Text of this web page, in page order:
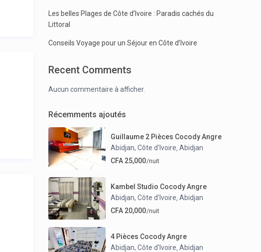
Les belles Plages de Côte d’Ivoire : Paradis cachés du
Littoral
Conseils Voyage pour un Séjour en Côte d’Ivoire
Recent Comments
Aucun commentaire à afficher.
Récemments ajoutés
Guillaume 2 Pièces Cocody Angre
Abidjan, Côte d'Ivoire Abidjan
CFA 25,000/nuit
Kambel Studio Cocody Angre
Abidjan, Côte d'Ivoire Abidjan
CFA 20,000/nuit
4 Pièces Cocody Angre
Abidjan, Côte d'Ivoire Abidjan